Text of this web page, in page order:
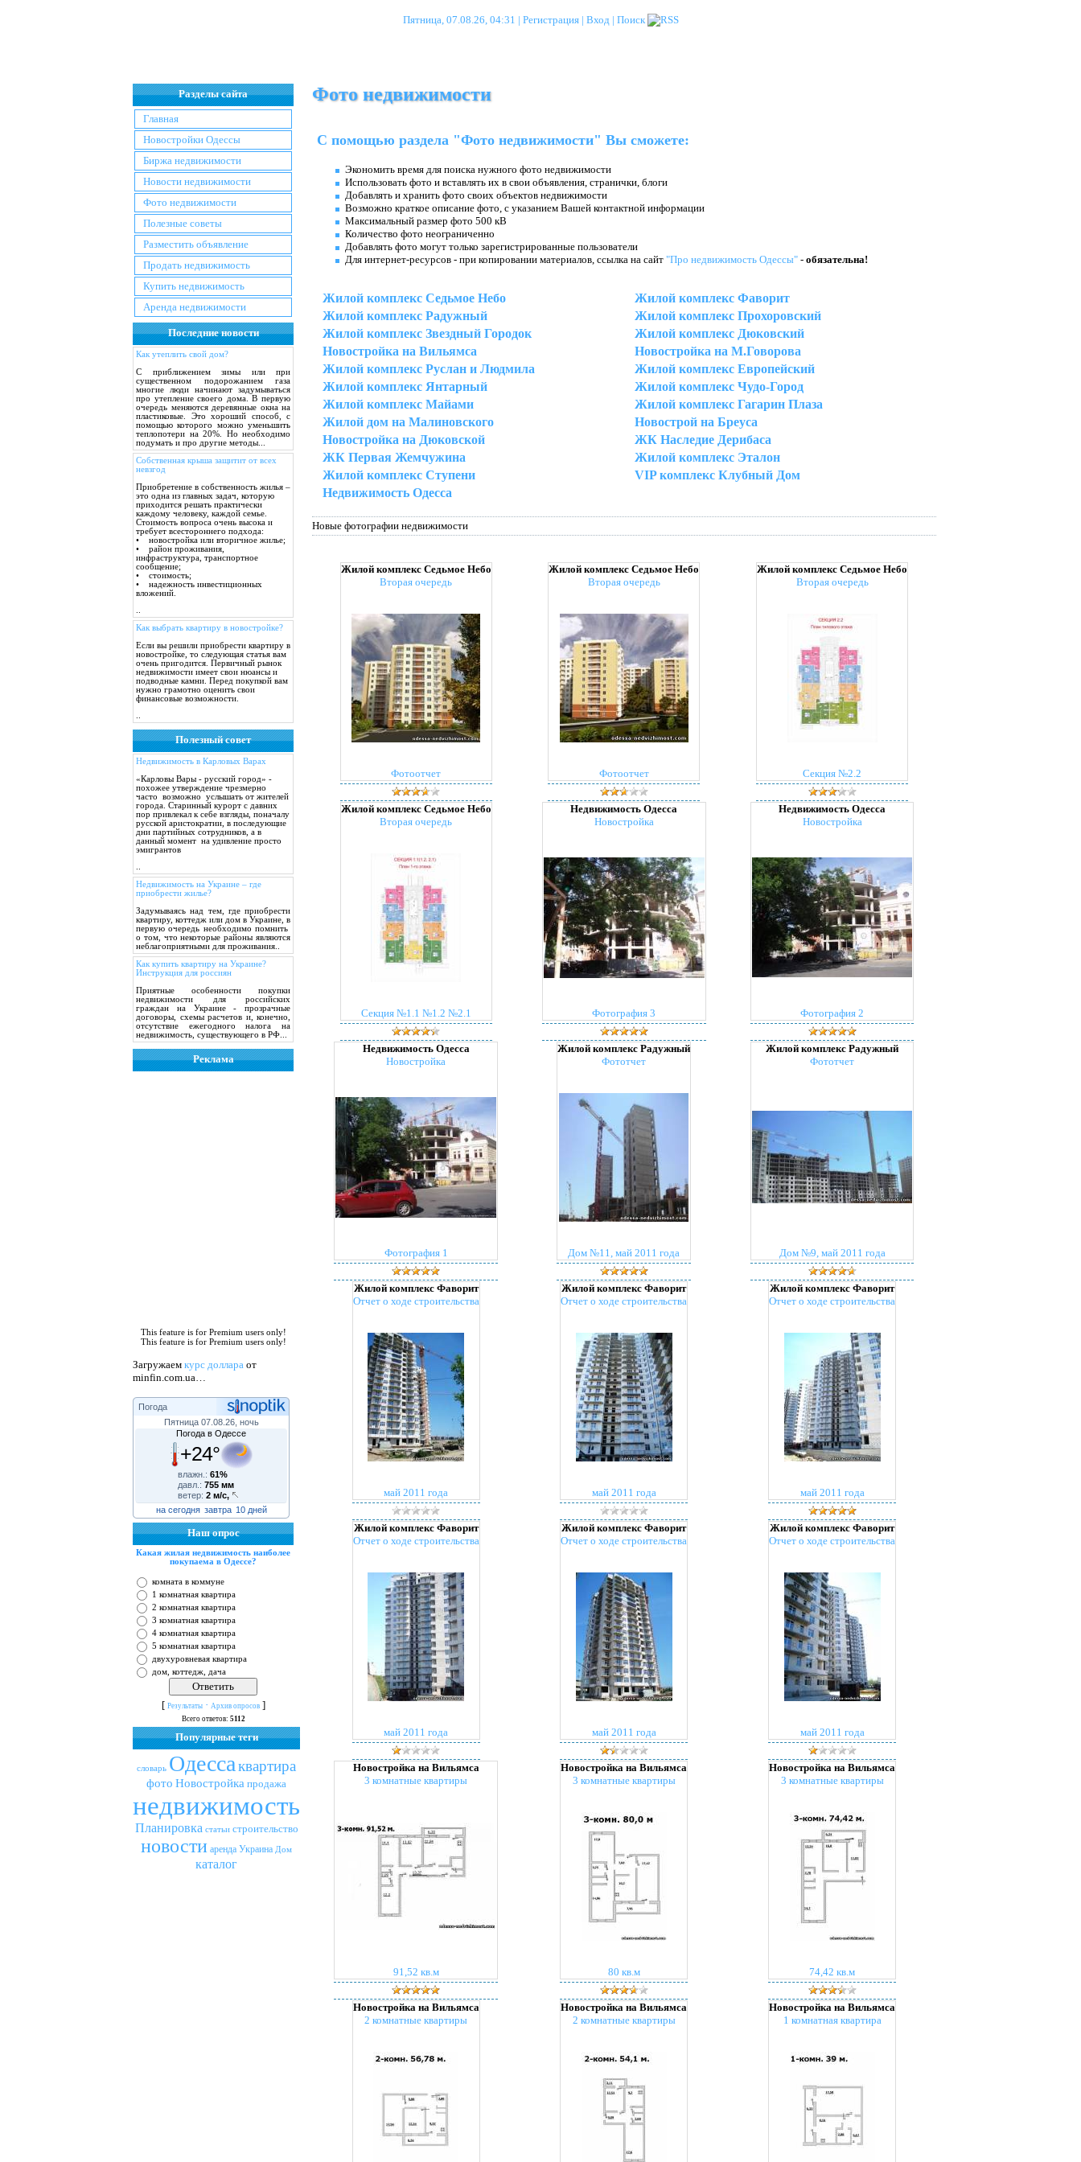
Пятница, 07.08.26, 04:31 | Регистрация| Вход | Поиск
Разделы сайта
Главная
Новостройки Одессы
Биржа недвижимости
Новости недвижимости
Фото недвижимости
Полезные советы
Разместить объявление
Продать недвижимость
Купить недвижимость
Аренда недвижимости
Последние новости
Как утеплить свой дом?
С приближением зимы или при
существенном подорожанием газа
многие люди начинают задумываться
про утепление своего дома. В первую
очередь меняются деревянные окна на
пластиковые. Это хороший способ, с
помощью которого можно уменьшить
теплопотери на 20%. Но необходимо
подумать и про другие методы...
Собственная крыша защитит от всех
невзгод
Приобретение в собственность жилья –
это одна из главных задач, которую
приходится решать практически
каждому человеку, каждой семье.
Стоимость вопроса очень высока и
требует всестороннего подхода:
• новостройка или вторичное жилье;
• район проживания,
инфраструктура, транспортное
сообщение;
• стоимость;
• надежность инвестиционных
вложений.
..
Как выбрать квартиру в новостройке?
Если вы решили приобрести квартиру в
новостройке, то следующая статья вам
очень пригодится. Первичный рынок
недвижимости имеет свои нюансы и
подводные камни. Перед покупкой вам
нужно грамотно оценить свои
финансовые возможности.
..
Полезный совет
Недвижимость в Карловых Варах
«Карловы Вары - русский город» -
похожее утверждение чрезмерно
часто возможно услышать от жителей
города. Старинный курорт с давних
пор привлекал к себе взгляды, поначалу
русской аристократии, в последующие
дни партийных сотрудников, а в
данный момент на удивление просто
эмигрантов
..
Недвижимость на Украине – где
приобрести жилье?
Задумываясь над тем, где приобрести
квартиру, коттедж или дом в Украине, в
первую очередь необходимо помнить
о том, что некоторые районы являются
неблагоприятными для проживания..
Как купить квартиру на Украине?
Инструкция для россиян
Приятные особенности покупки
недвижимости для российских
граждан на Украине - прозрачные
договоры, схемы расчетов и, конечно,
отсутствие ежегодного налога на
недвижимость, существующего в РФ...
Реклама
This feature is for Premium users only!
This feature is for Premium users only!
Загружаем курс доллара от
minfin.com.ua…
Погода
Пятница 07.08.26, ночь
Погода в Одессе
+24°
влажн.: 61%
давл.: 755 мм
ветер: 2 м/с,
на сегодня завтра 10 дней
Наш опрос
Какая жилая недвижимость наиболее
покупаема в Одессе?
комната в коммуне
1 комнатная квартира
2 комнатная квартира
3 комнатная квартира
4 комнатная квартира
5 комнатная квартира
двухуровневая квартира
дом, коттедж, дача
[ Результаты· Архив опросов]
Всего ответов: 5112
Популярные теги
словарь Одессаквартира
фото Новостройка продажа
недвижимость
Планировка статьи строительство
новости аренда Украина Дом
каталог
Фото недвижимости
C помощью раздела "Фото недвижимости" Вы сможете:
Экономить время для поиска нужного фото недвижимости
Использовать фото и вставлять их в свои объявления, странички, блоги
Добавлять и хранить фото своих объектов недвижимости
Возможно краткое описание фото, с указанием Вашей контактной информации
Максимальный размер фото 500 кВ
Количество фото неограниченно
Добавлять фото могут только зарегистрированные пользователи
Для интернет-ресурсов - при копировании материалов, ссылка на сайт "Про недвижимость Одессы" - обязательна!
Жилой комплекс Седьмое Небо
Жилой комплекс Фаворит
Жилой комплекс Радужный
Жилой комплекс Прохоровский
Жилой комплекс Звездный Городок
Жилой комплекс Дюковский
Новостройка на Вильямса
Новостройка на М.Говорова
Жилой комплекс Руслан и Людмила
Жилой комплекс Европейский
Жилой комплекс Янтарный
Жилой комплекс Чудо-Город
Жилой комплекс Майами
Жилой комплекс Гагарин Плаза
Жилой дом на Малиновского
Новострой на Бреуса
Новостройка на Дюковской
ЖК Наследие Дерибаса
ЖК Первая Жемчужина
Жилой комплекс Эталон
Жилой комплекс Ступени
VIP комплекс Клубный Дом
Недвижимость Одесса
Новые фотографии недвижимости
Жилой комплекс Седьмое Небо
Вторая очередь
Фотоотчет
Жилой комплекс Седьмое Небо
Вторая очередь
Фотоотчет
Жилой комплекс Седьмое Небо
Вторая очередь
Секция №2.2
Жилой комплекс Седьмое Небо
Вторая очередь
Секция №1.1 №1.2 №2.1
Недвижимость Одесса
Новостройка
Фотография 3
Недвижимость Одесса
Новостройка
Фотография 2
Недвижимость Одесса
Новостройка
Фотография 1
Жилой комплекс Радужный
Фототчет
Дом №11, май 2011 года
Жилой комплекс Радужный
Фототчет
Дом №9, май 2011 года
Жилой комплекс Фаворит
Отчет о ходе строительства
май 2011 года
Жилой комплекс Фаворит
Отчет о ходе строительства
май 2011 года
Жилой комплекс Фаворит
Отчет о ходе строительства
май 2011 года
Жилой комплекс Фаворит
Отчет о ходе строительства
май 2011 года
Жилой комплекс Фаворит
Отчет о ходе строительства
май 2011 года
Жилой комплекс Фаворит
Отчет о ходе строительства
май 2011 года
Новостройка на Вильямса
3 комнатные квартиры
91,52 кв.м
Новостройка на Вильямса
3 комнатные квартиры
80 кв.м
Новостройка на Вильямса
3 комнатные квартиры
74,42 кв.м
Новостройка на Вильямса
2 комнатные квартиры
Новостройка на Вильямса
2 комнатные квартиры
Новостройка на Вильямса
1 комнатная квартира